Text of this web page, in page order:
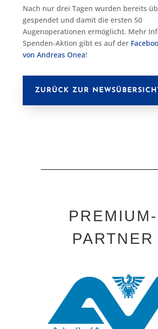
Nach nur drei Tagen wurden bereits
gespendet und damit die ersten 50
Augenoperationen ermöglicht. Mehr
Spenden-Aktion gibt es auf der
von Andreas Onea!
ZURÜCK ZUR
PREMIUM-
PARTNER